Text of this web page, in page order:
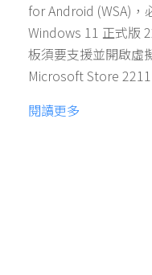
for Android (WSA)，
Windows 11 正式版
板須要支援並開啟虛
Microsoft Store
閱讀更多